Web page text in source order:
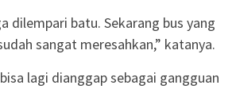
dilempari batu. Sekarang bus yang
sangat meresahkan,” katanya.
lagi dianggap sebagai gangguan